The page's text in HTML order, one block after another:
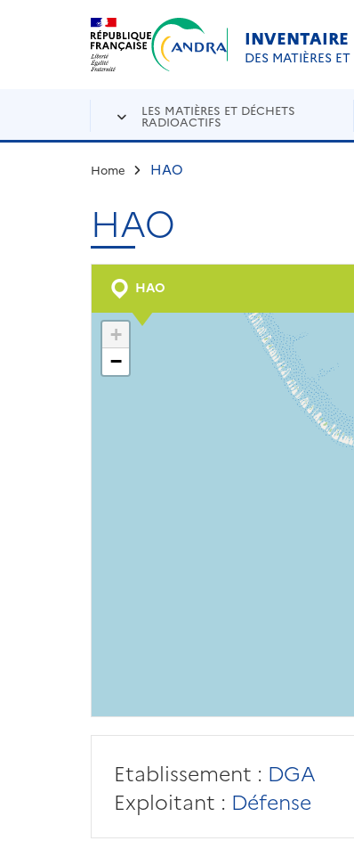
Aller au contenu principal
DES MATIÈRES
LES MATIÈRES ET DÉCHETS
RADIOACTIFS
Home HAO
HAO
HAO
+
−
Etablissement : DGA
Exploitant : Défense